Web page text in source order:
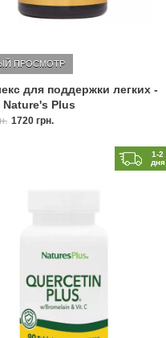
для поддержки легких -
Nature's Plus
ПРОСМОТР
1720 грн.
1-2
дня